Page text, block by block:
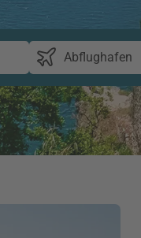
Abflughafen